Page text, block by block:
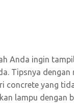
Anda ingin
Tipsnya
concrete yang
lampu dengan